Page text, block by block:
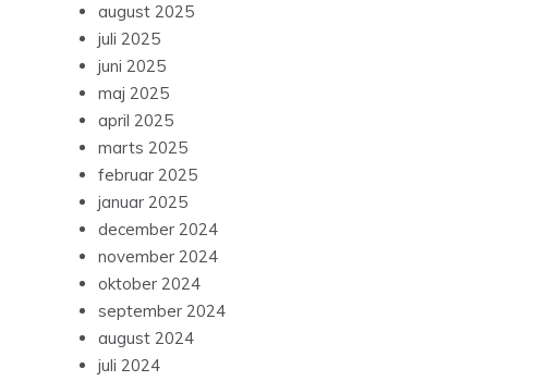
august 2025
juli 2025
juni 2025
maj 2025
april 2025
marts 2025
februar 2025
januar 2025
december 2024
november 2024
oktober 2024
september 2024
august 2024
juli 2024